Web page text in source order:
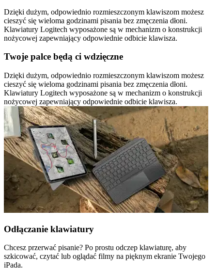
Dzięki dużym, odpowiednio rozmieszczonym klawiszom możesz
cieszyć się wieloma godzinami pisania bez zmęczenia dłoni.
Klawiatury Logitech wyposażone są w mechanizm o konstrukcji
nożycowej zapewniający odpowiednie odbicie klawisza.
Twoje palce będą ci wdzięczne
Dzięki dużym, odpowiednio rozmieszczonym klawiszom możesz
cieszyć się wieloma godzinami pisania bez zmęczenia dłoni.
Klawiatury Logitech wyposażone są w mechanizm o konstrukcji
nożycowej zapewniający odpowiednie odbicie klawisza.
Odłączanie klawiatury
Chcesz przerwać pisanie? Po prostu odczep klawiaturę, aby
szkicować, czytać lub oglądać filmy na pięknym ekranie Twojego
iPada.